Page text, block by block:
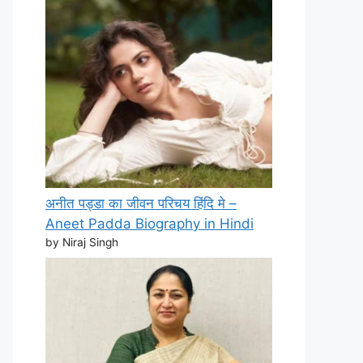
अनीत पड्डा का जीवन परिचय हिंदि मे –
Aneet Padda Biography in Hindi
by Niraj Singh